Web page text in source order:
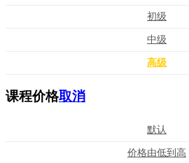
初级
中级
高级
课程价格取消
默认
价格由低到高